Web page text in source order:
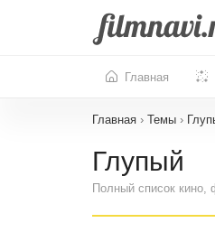
Главная
Главная › Темы ›
Глупый
Полный список кино,